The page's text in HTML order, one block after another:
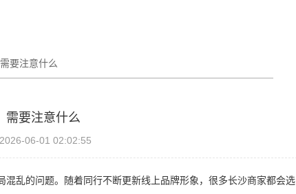
要注意什么
需要注意什么
06-01 02:02:55
混乱的问题。随着同行不断更新线上品牌形象，很多长沙商家都会选